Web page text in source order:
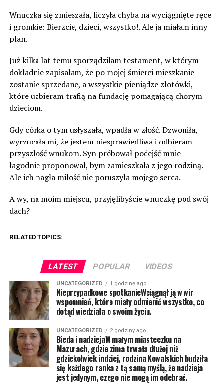
Wnuczka się zmieszała, liczyła chyba na wyciągnięte ręce
i gromkie: Bierzcie, dzieci, wszystko!. Ale ja miałam inny
plan.
Już kilka lat temu sporządziłam testament, w którym
dokładnie zapisałam, że po mojej śmierci mieszkanie
zostanie sprzedane, a wszystkie pieniądze złotówki,
które uzbieram trafią na fundację pomagającą chorym
dzieciom.
Gdy córka o tym usłyszała, wpadła w złość. Dzwoniła,
wyrzucała mi, że jestem niesprawiedliwa i odbieram
przyszłość wnukom. Syn próbował podejść mnie
łagodnie proponował, bym zamieszkała z jego rodziną.
Ale ich nagła miłość nie poruszyła mojego serca.
A wy, na moim miejscu, przyjęlibyście wnuczkę pod swój
dach?
RELATED TOPICS:
LATEST POPULAR VIDEOS
UNCATEGORIZED 1 godzinę ago
Nieprzypadkowe spotkanieWciągnął ją w wir
wspomnień, które miały odmienić wszystko, co
dotąd wiedziała o swoim życiu.
UNCATEGORIZED 2 godziny ago
Bieda i nadziejaW małym miasteczku na
Mazurach, gdzie zima trwała dłużej niż
gdziekolwiek indziej, rodzina Kowalskich budziła
się każdego ranka z tą samą myślą, że nadzieja
jest jedynym, czego nie mogą im odebrać.